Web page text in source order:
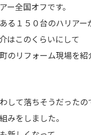
ー全国オフです。
る１５０台のハリア
はこのくらいにして
のリフォーム現場を紹
して落ちそうだったの
みをしました。